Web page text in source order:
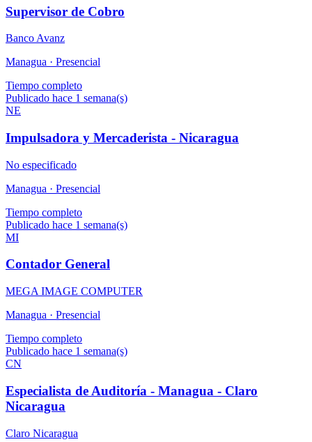
Supervisor de Cobro
Banco Avanz
Managua · Presencial
Tiempo completo
Publicado hace 1 semana(s)
NE
Impulsadora y Mercaderista - Nicaragua
No especificado
Managua · Presencial
Tiempo completo
Publicado hace 1 semana(s)
MI
Contador General
MEGA IMAGE COMPUTER
Managua · Presencial
Tiempo completo
Publicado hace 1 semana(s)
CN
Especialista de Auditoría - Managua - Claro
Nicaragua
Claro Nicaragua